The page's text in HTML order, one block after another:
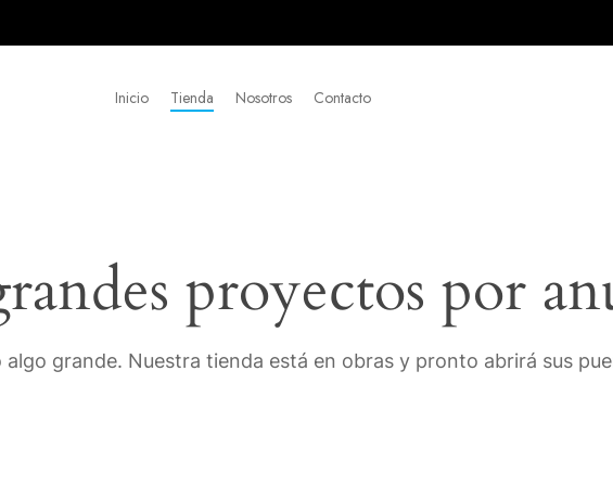
Inicio Tienda Nosotros Contacto
proyectos por
algo grande. Nuestra tienda está en obras y pronto abrirá sus